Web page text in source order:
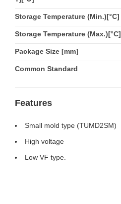
Storage Temperature (Min.)[°C]
Storage Temperature (Max.)[°C]
Package Size [mm]
Common Standard
Features
Small mold type (TUMD2SM)
High voltage
Low VF type.